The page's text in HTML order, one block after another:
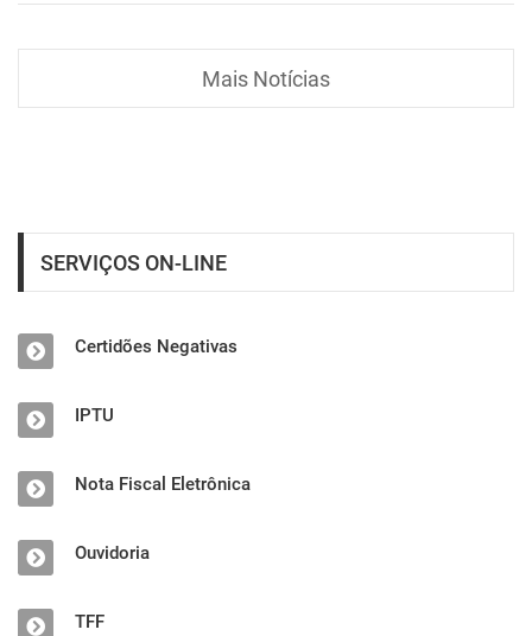
Mais Notícias
SERVIÇOS ON-LINE
Certidões Negativas
IPTU
Nota Fiscal Eletrônica
Ouvidoria
TFF